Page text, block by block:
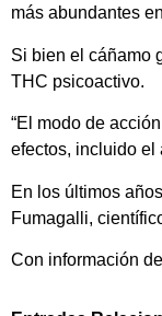
más abundantes
Si bien el cáñamo
THC psicoactivo.
“El modo de
efectos, incluido el
En los últimos
Fumagalli,
Con información